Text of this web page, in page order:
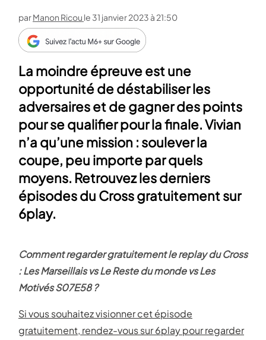
parManon Ricou le 31 janvier 2023 à 21:50
La moindre épreuve est une
opportunité de déstabiliser les
adversaires et de gagner des points
pour se qualifier pour la finale. Vivian
n’a qu’une mission : soulever la
coupe, peu importe par quels
moyens. Retrouvez les derniers
épisodes du Cross gratuitement sur
6play.
Comment regarder gratuitement le replay du Cross
: Les Marseillais vs Le Reste du monde vs Les
Motivés S07E58 ?
Si vous souhaitez visionner cet épisode
gratuitement, rendez-vous sur 6play pour regarder